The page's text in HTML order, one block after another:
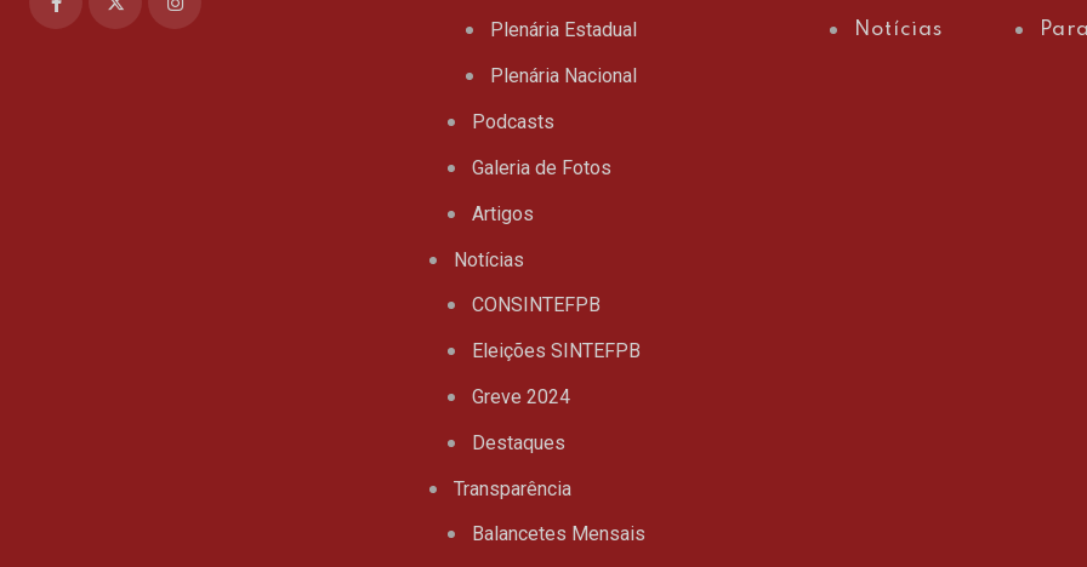
Plenária Estadual
Plenária Nacional
Podcasts
Galeria de Fotos
Artigos
Notícias
CONSINTEFPB
Eleições SINTEFPB
Greve 2024
Destaques
Transparência
Balancetes Mensais
Notícias